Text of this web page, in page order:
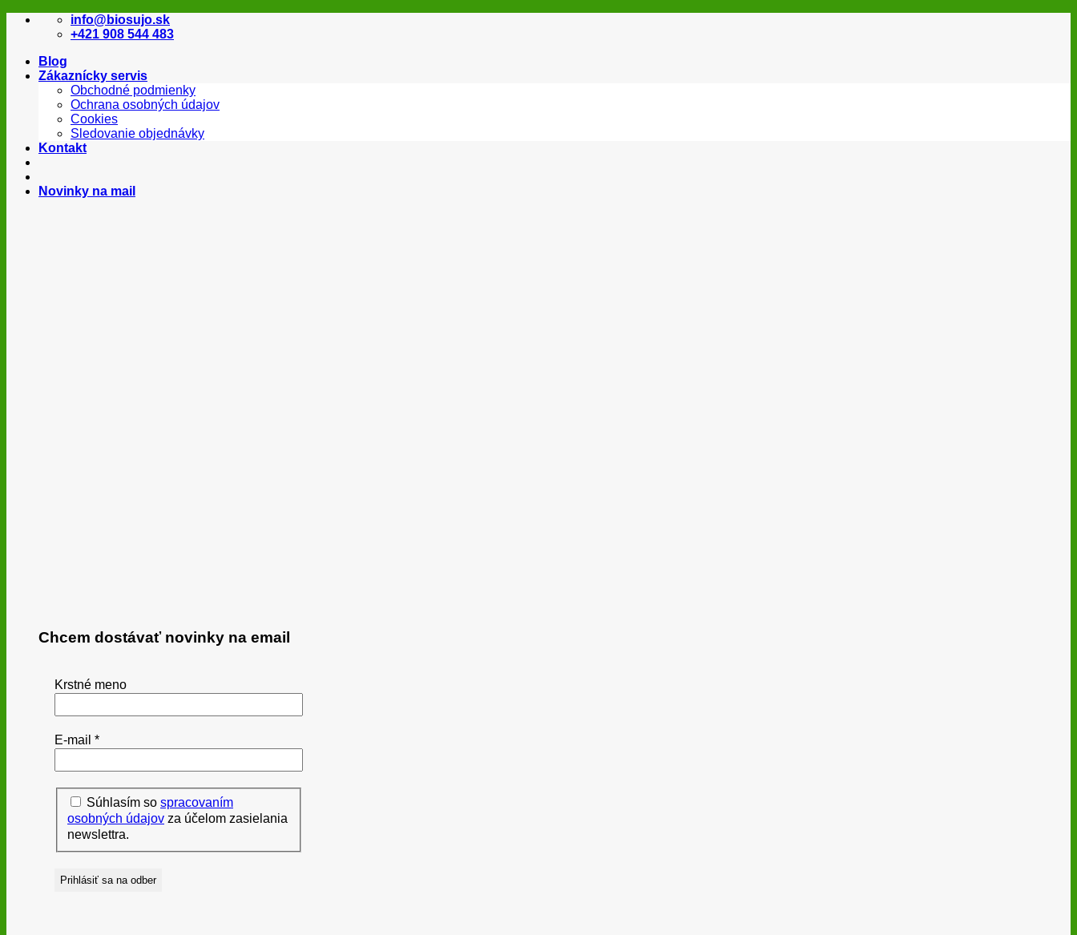
Skip
info@biosujo.sk
+421 908 544 483
Blog
Zákaznícky servis
Obchodné podmienky
Ochrana osobných údajov
Cookies
Sledovanie objednávky
Kontakt
Novinky na mail
Chcem dostávať novinky na email
Krstné meno
E-mail *
Súhlasím so spracovaním
osobných údajov za účelom zasielania
newslettra.